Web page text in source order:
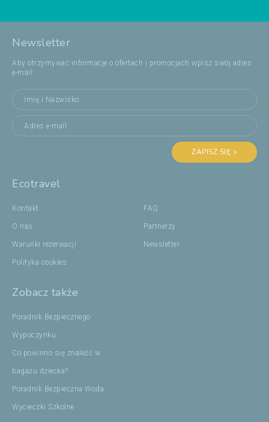
Newsletter
Aby otrzymywać informacje o ofertach i promocjach wpisz swój adres
e-mail:
ZAPISZ SIĘ >
Ecotravel
Kontakt
O nas
Warunki rezerwacji
Polityka cookies
FAQ
Partnerzy
Newsletter
Zobacz także
Poradnik Bezpiecznego
Wypoczynku
Co powinno się znaleźć w
bagażu dziecka?
Poradnik Bezpieczna Woda
Wycieczki Szkolne